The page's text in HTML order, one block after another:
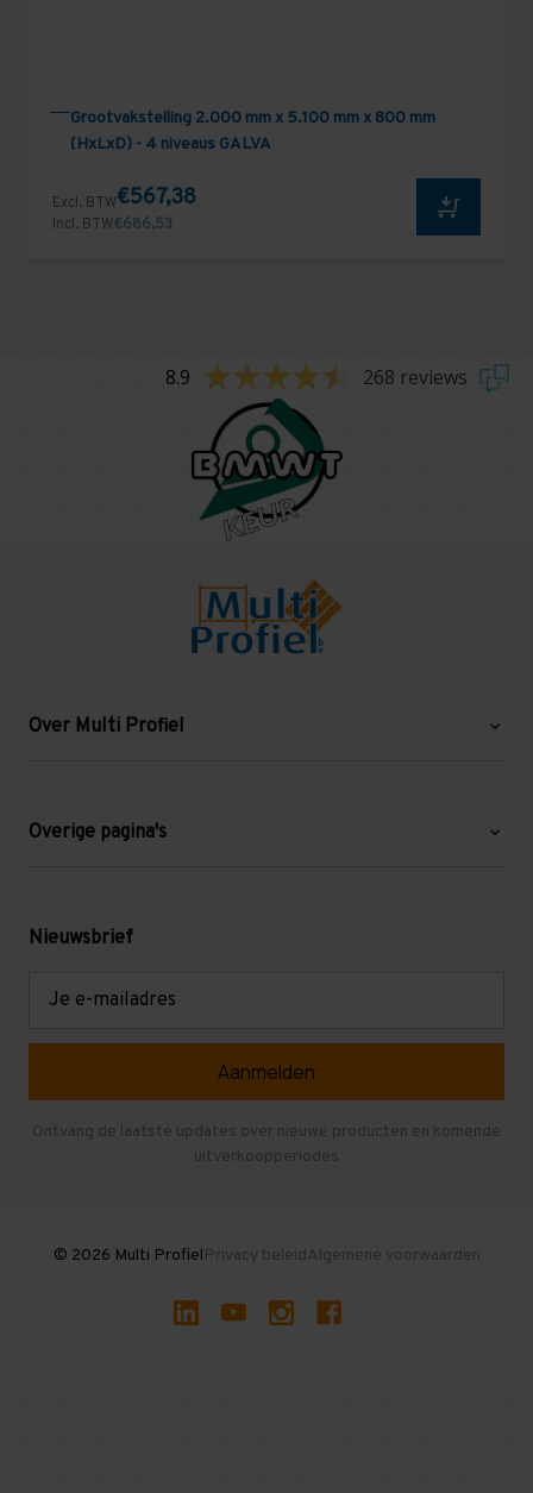
Grootvakstelling 2.000 mm x 5.100 mm x 800 mm
(HxLxD) - 4 niveaus GALVA
Excl. BTW€567,38
Incl. BTW€686,53
8.9 268 reviews
Over Multi Profiel
Blog
Levering en afhalen
Overige pagina's
Mezzanine
Gebruikte entresolvloeren
Nieuwsbrief
Ontvang de laatste updates over nieuwe producten en komende
uitverkoopperiodes
© 2026 Multi ProfielPrivacy beleidAlgemene voorwaarden